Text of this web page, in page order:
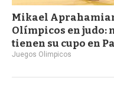
Mikael
Olímpicos en judo:
tienen su cupo en
Juegos Olimpicos